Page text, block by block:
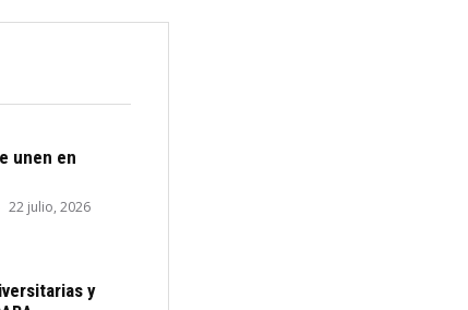
unen en
22 julio, 2026
y